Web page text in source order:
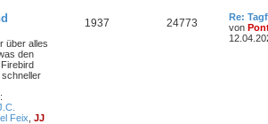
über alles
den
Feix JJ
1937 24773
Re:
von